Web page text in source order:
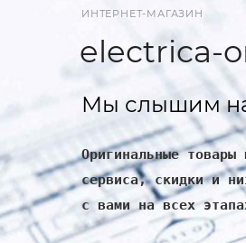
ИНТЕРНЕТ-МАГАЗИН
electrica-
Мы слышим
Оригинальные
сервиса, скидки и
с вами на всех